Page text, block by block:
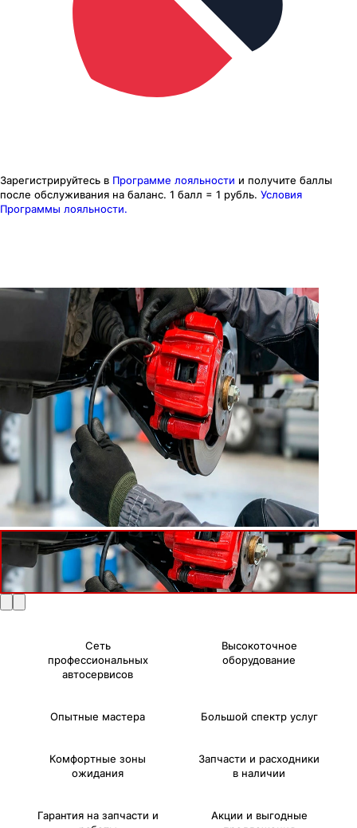
Зарегистрируйтесь в Программе лояльности и получите баллы
после обслуживания на баланс. 1 балл = 1 рубль. Условия
Программы лояльности.
Сеть
профессиональных
автосервисов
Высокоточное
оборудование
Опытные мастера Большой спектр услуг
Комфортные зоны
ожидания
Запчасти и расходники
в наличии
Гарантия на запчасти и
Акции и выгодные